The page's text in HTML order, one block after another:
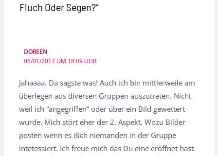
Fluch Oder Segen?“
DOREEN
06/01/2017 UM 18:09 UHR
Jahaaaa. Da sagste was! Auch ich bin mittlerweile am
überlegen aus diversen Gruppen auszutreten. Nicht
weil ich “angegriffen” oder über ein Bild gewettert
wurde. Mich stört eher der 2. Aspekt. Wozu Bilder
posten wenn es dich niemanden in der Gruppe
intetessiert. Ich freue mich das Du eine eröffnet hast.